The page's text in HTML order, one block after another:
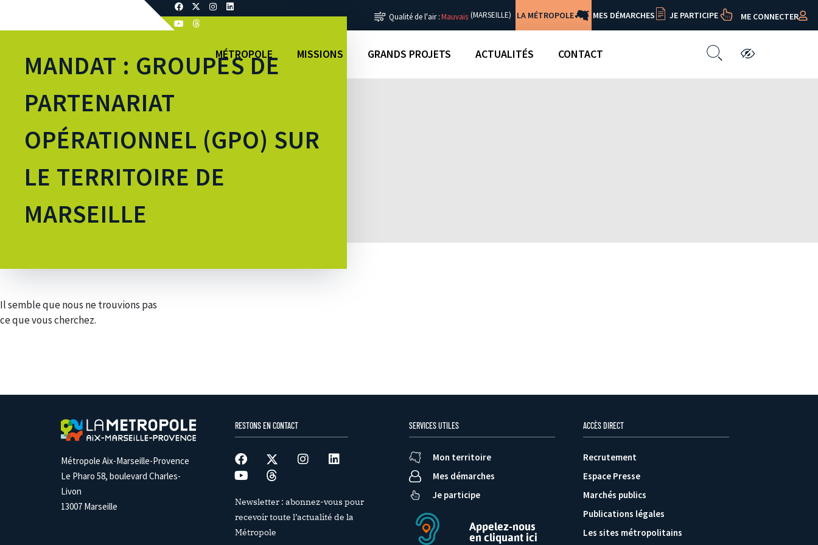
Qualité de l'air :Mauvais (MARSEILLE) LA MÉTROPOLE MES DÉMARCHES JE PARTICIPE ME CONNECTER
MÉTROPOLE MISSIONS GRANDS PROJETS ACTUALITÉS CONTACT
MANDAT : GROUPES DE
PARTENARIAT
OPÉRATIONNEL (GPO) SUR
LE TERRITOIRE DE
MARSEILLE
Il semble que nous ne trouvions pas
ce que vous cherchez.
Métropole Aix-Marseille-Provence
Le Pharo 58, boulevard Charles-
Livon
13007 Marseille
RESTONS EN CONTACT
Newsletter : abonnez-vous pour
recevoir toute l’actualité de la
Métropole
SERVICES UTILES
Mon territoire
Mes démarches
Je participe
Appelez-nous
en cliquant ici
ACCÈS DIRECT
Recrutement
Espace Presse
Marchés publics
Publications légales
Les sites métropolitains